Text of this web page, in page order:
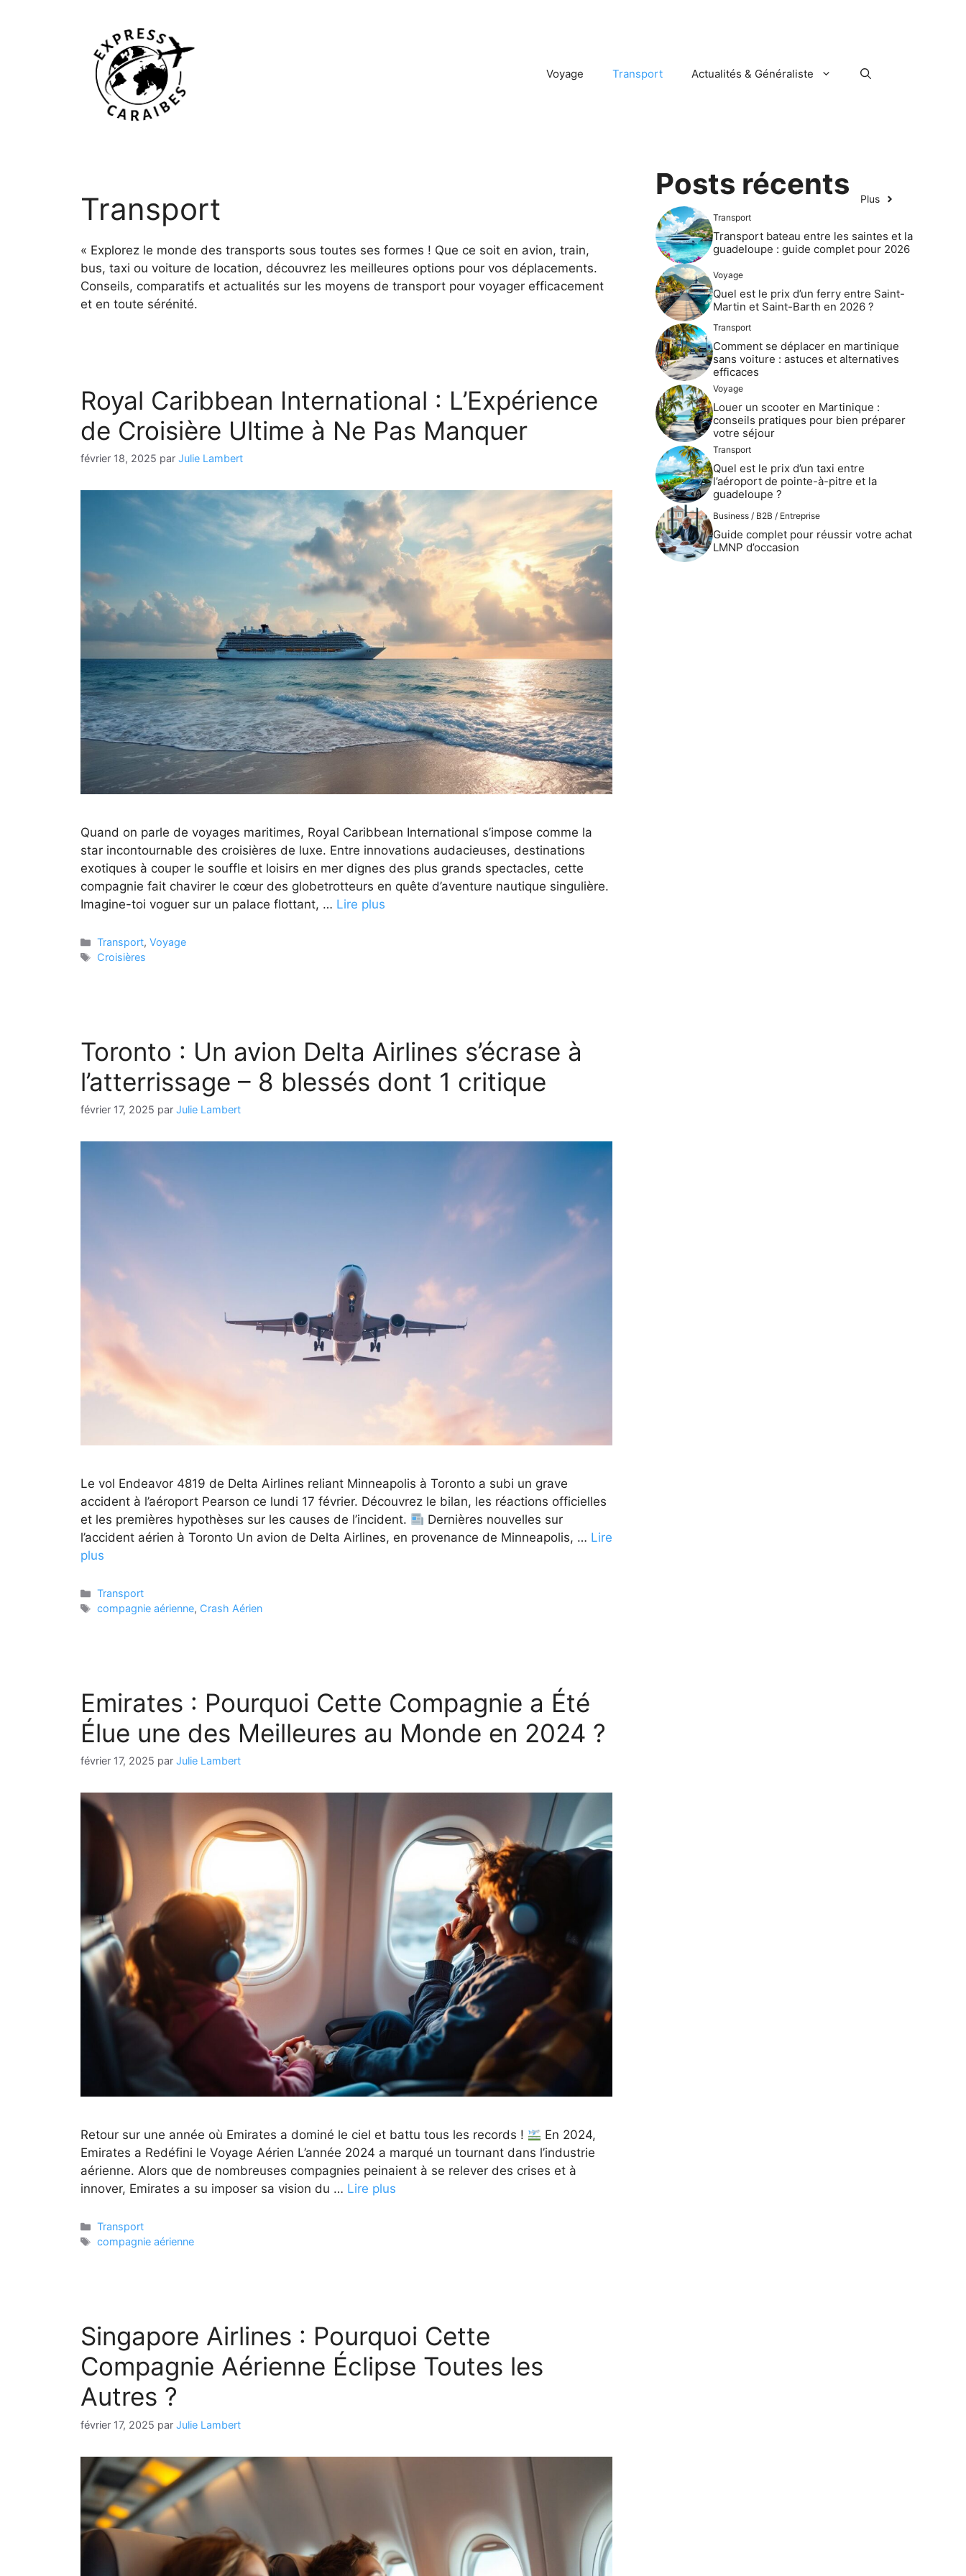
Voyage Transport Actualités & Généraliste
Transport
« Explorez le monde des transports sous toutes ses formes ! Que ce soit en avion, train,
bus, taxi ou voiture de location, découvrez les meilleures options pour vos déplacements.
Conseils, comparatifs et actualités sur les moyens de transport pour voyager efficacement
et en toute sérénité.
Royal Caribbean International : L’Expérience
de Croisière Ultime à Ne Pas Manquer
février 18, 2025 par Julie Lambert
Quand on parle de voyages maritimes, Royal Caribbean International s’impose comme la
star incontournable des croisières de luxe. Entre innovations audacieuses, destinations
exotiques à couper le souffle et loisirs en mer dignes des plus grands spectacles, cette
compagnie fait chavirer le cœur des globetrotteurs en quête d’aventure nautique singulière.
Imagine-toi voguer sur un palace flottant, … Lire plus
Catégories
Transport,Voyage
Étiquettes
Croisières
Toronto : Un avion Delta Airlines s’écrase à
l’atterrissage – 8 blessés dont 1 critique
février 17, 2025 par Julie Lambert
Le vol Endeavor 4819 de Delta Airlines reliant Minneapolis à Toronto a subi un grave
accident à l’aéroport Pearson ce lundi 17 février. Découvrez le bilan, les réactions officielles
et les premières hypothèses sur les causes de l’incident.
Dernières nouvelles sur
l’accident aérien à Toronto Un avion de Delta Airlines, en provenance de Minneapolis, … Lire
plus
Catégories
Transport
Étiquettes
compagnie aérienne, Crash Aérien
Emirates : Pourquoi Cette Compagnie a Été
Élue une des Meilleures au Monde en 2024 ?
février 17, 2025 par Julie Lambert
Retour sur une année où Emirates a dominé le ciel et battu tous les records !
En 2024,
Emirates a Redéfini le Voyage Aérien L’année 2024 a marqué un tournant dans l’industrie
aérienne. Alors que de nombreuses compagnies peinaient à se relever des crises et à
innover, Emirates a su imposer sa vision du … Lire plus
Catégories
Transport
Étiquettes
compagnie aérienne
Singapore Airlines : Pourquoi Cette
Compagnie Aérienne Éclipse Toutes les
Autres ?
février 17, 2025 par Julie Lambert
Posts récents Plus
Transport
Transport bateau entre les saintes et la
guadeloupe : guide complet pour 2026
Voyage
Quel est le prix d’un ferry entre Saint-
Martin et Saint-Barth en 2026 ?
Transport
Comment se déplacer en martinique
sans voiture : astuces et alternatives
efficaces
Voyage
Louer un scooter en Martinique :
conseils pratiques pour bien préparer
votre séjour
Transport
Quel est le prix d’un taxi entre
l’aéroport de pointe-à-pitre et la
guadeloupe ?
Business / B2B / Entreprise
Guide complet pour réussir votre achat
LMNP d’occasion